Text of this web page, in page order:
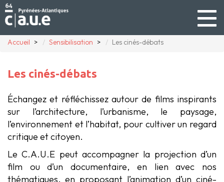
Accueil
Sensibilisation Les cinés-débats
Les cinés-débats
Échangez et réfléchissez autour de films inspirants
sur l’architecture, l’urbanisme, le paysage,
l’environnement et l’habitat, pour cultiver un regard
critique et citoyen.
Le C.A.U.E peut accompagner la projection d’un
film ou d’un documentaire, en lien avec nos
thématiques, en proposant l’animation d’un ciné-